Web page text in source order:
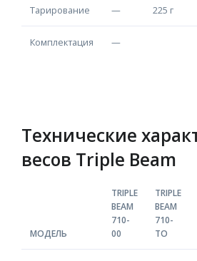
Тарирование — 225 г
Комплектация —
Технические
весов Triple Beam
МОДЕЛЬ
TRIPLE
BEAM
710-
00
TRIPLE
BEAM
710-
TO